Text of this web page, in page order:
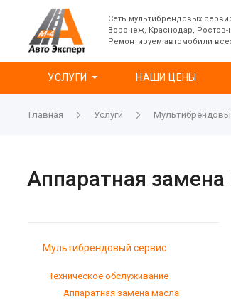
Сеть мультибрендовых
Воронеж, Краснодар, Ростов-
Ремонтируем автомобили
УСЛУГИ НАШИ ЦЕНЫ
Главная Услуги
Аппаратная замена
Мультибрендовый сервис
Техническое обслуживание
Аппаратная замена масла